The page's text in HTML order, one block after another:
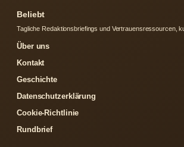
Beliebt
Tagliche Redaktionsbriefings und Vertrauensressourcen,
Über uns
Kontakt
Geschichte
Datenschutzerklärung
Cookie-Richtlinie
Rundbrief